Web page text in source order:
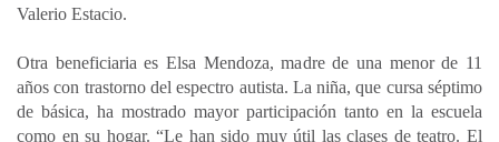
Valerio Estacio.
Otra beneficiaria es Elsa Mendoza, madre de una menor de 11
años con trastorno del espectro autista. La niña, que cursa séptimo
de básica, ha mostrado mayor participación tanto en la escuela
como en su hogar. “Le han sido muy útil las clases de teatro. El